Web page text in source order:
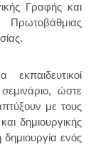
Γραφής και
ώστε
με τους
δημιουργικής
ενός